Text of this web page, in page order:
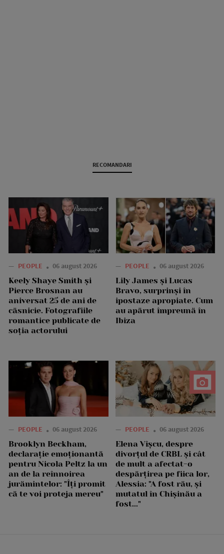
RECOMANDARI
— PEOPLE 06 august 2026
Keely Shaye Smith și
Pierce Brosnan au
aniversat 25 de ani de
căsnicie. Fotografiile
romantice publicate de
soția actorului
— PEOPLE 06 august 2026
Lily James și Lucas
Bravo, surprinși în
ipostaze apropiate. Cum
au apărut împreună în
Ibiza
— PEOPLE 06 august 2026
Brooklyn Beckham,
declarație emoționantă
pentru Nicola Peltz la un
an de la reînnoirea
jurămintelor: "Îți promit
că te voi proteja mereu"
— PEOPLE 06 august 2026
Elena Vîșcu, despre
divorțul de CRBL și cât
de mult a afectat-o
despărțirea pe fiica lor,
Alessia: "A fost rău, și
mutatul în Chișinău a
fost..."